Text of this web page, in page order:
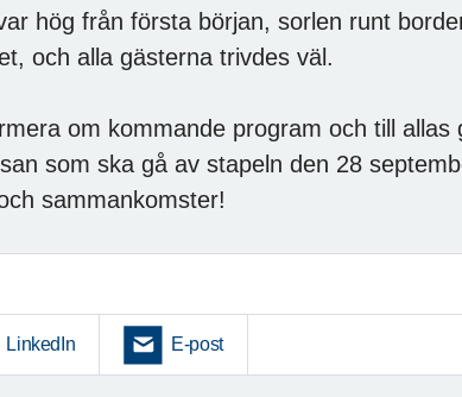
hög från första början, sorlen runt
och alla gästerna trivdes väl.
om kommande program och till allas
som ska gå av stapeln den 28
sammankomster!
LinkedIn E-post